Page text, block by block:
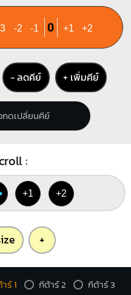
-2 -1 0 +1 +2
− ลดคีย์ + เพิ่มคีย์
กดเปลี่ยนคีย์
:
+1 +2
+
ร์ 1 กีต้าร์ 2 กีต้าร์ 3